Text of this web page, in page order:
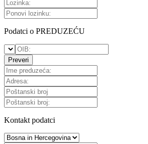
Podatci o PREDUZEĆU
Preveri
Kontakt podatci